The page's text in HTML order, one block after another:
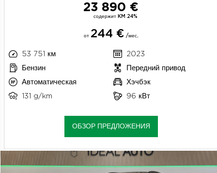
23 890 €
содержит KM 24%
от 244 € /мес.
53 751 км
2023
Бензин
Передний привод
Автоматическая
Хэчбэк
131 g/km
96 кВт
ОБЗОР ПРЕДЛОЖЕНИЯ